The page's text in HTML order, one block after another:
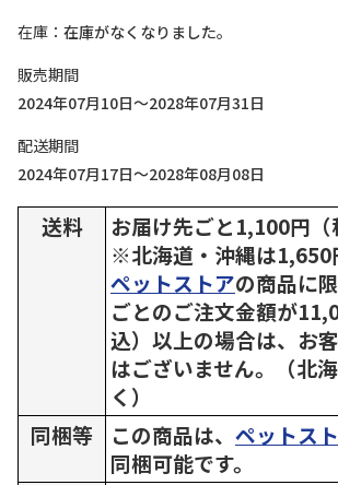
在庫
在庫がなくなりました。
販売期間
2024年07月10日～2028年07月31日
配送期間
2024年07月17日～2028年08月08日
送料
お届け先ごと1,100円（
※北海道・沖縄は1,650
ペットストアの商品に
ごとのご注文金額が
込）以上の場合は、お
はございません。（北
く）
同梱等
この商品は、 ペットス
同梱可能です。